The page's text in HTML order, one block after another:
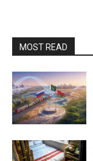
MOST READ